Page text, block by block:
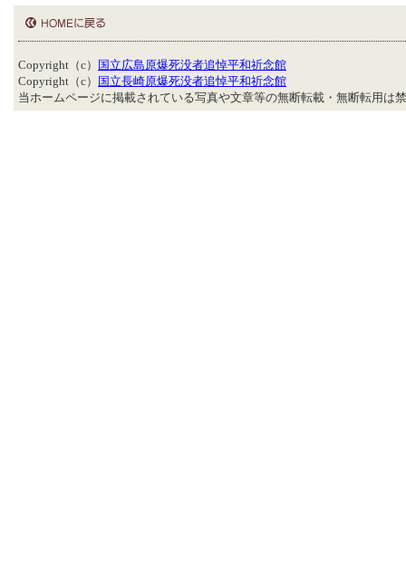
Copyright（c）
国立広島原爆死没者追悼平和祈念館
Copyright（c）
国立長崎原爆死没者追悼平和祈念館
当ホームページに掲載されている写真や文章等の無断転載・無断転用は